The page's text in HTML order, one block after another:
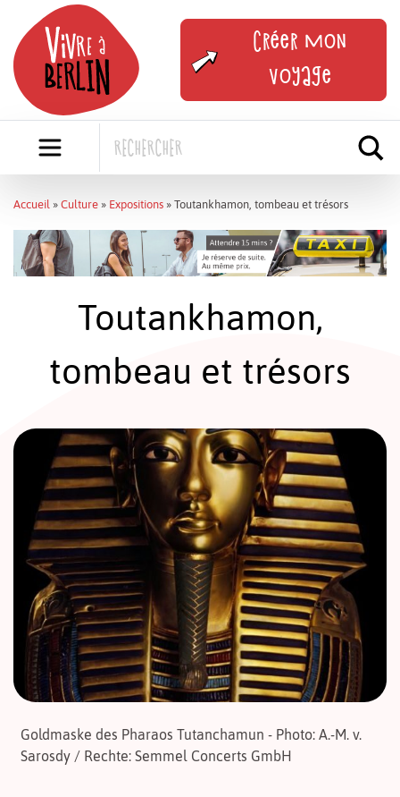
content
Créer mon
voyage
Accueil » Culture » Expositions » Toutankhamon, tombeau et trésors
Toutankhamon,
tombeau et trésors
Goldmaske des Pharaos Tutanchamun - Photo: A.-M. v.
Sarosdy / Rechte: Semmel Concerts GmbH